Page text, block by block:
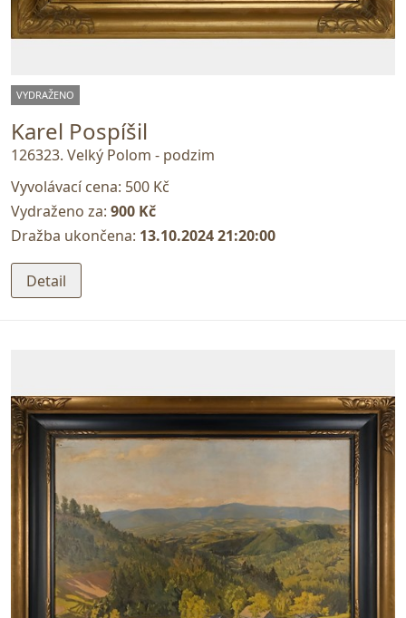
VYDRAŽENO
Karel Pospíšil
126323. Velký Polom - podzim
Vyvolávací cena: 500 Kč
Vydraženo za: 900 Kč
Dražba ukončena: 13.10.2024 21:20:00
Detail